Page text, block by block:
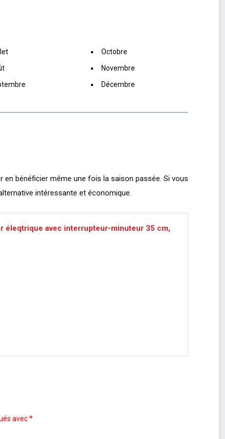
Octobre
Novembre
Décembre
bénéficier même une fois la saison passée. Si vous
intéressante et économique.
éleqtrique avec interrupteur-minuteur 35 cm,
avec*